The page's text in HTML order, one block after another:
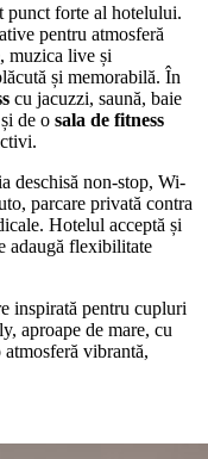
punct forte al hotelului.
pentru atmosferă
muzica live și
și memorabilă. În
cu jacuzzi, saună, baie
de o sala de fitness
deschisă non-stop, Wi-
parcare privată contra
Hotelul acceptă și
adaugă flexibilitate
inspirată pentru cupluri
aproape de mare, cu
vibrantă,